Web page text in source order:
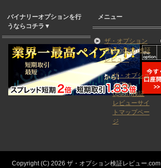
バイナリーオプションを行
うならコチラ▼
メニュー
ザ・オプション
(The option)検証
レビュー
ザ・オプショ
ン(The
option)検証
レビューサイ
トマップペー
ジ
Copyright (C) 2026 ザ・オプション検証レビュー.com